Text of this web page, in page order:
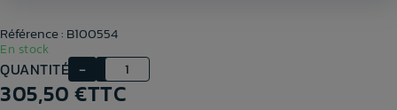
QUANTITÉ
En stock
Référence : B100554
305,50 €TTC